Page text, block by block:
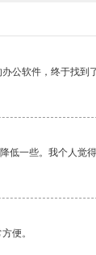
公软件，终于找到
低一些。我个人觉
便。